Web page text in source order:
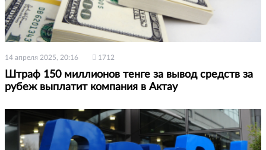
14 апреля 2025, 20:16 1712
Штраф 150 миллионов тенге за вывод средств за
рубеж выплатит компания в Актау